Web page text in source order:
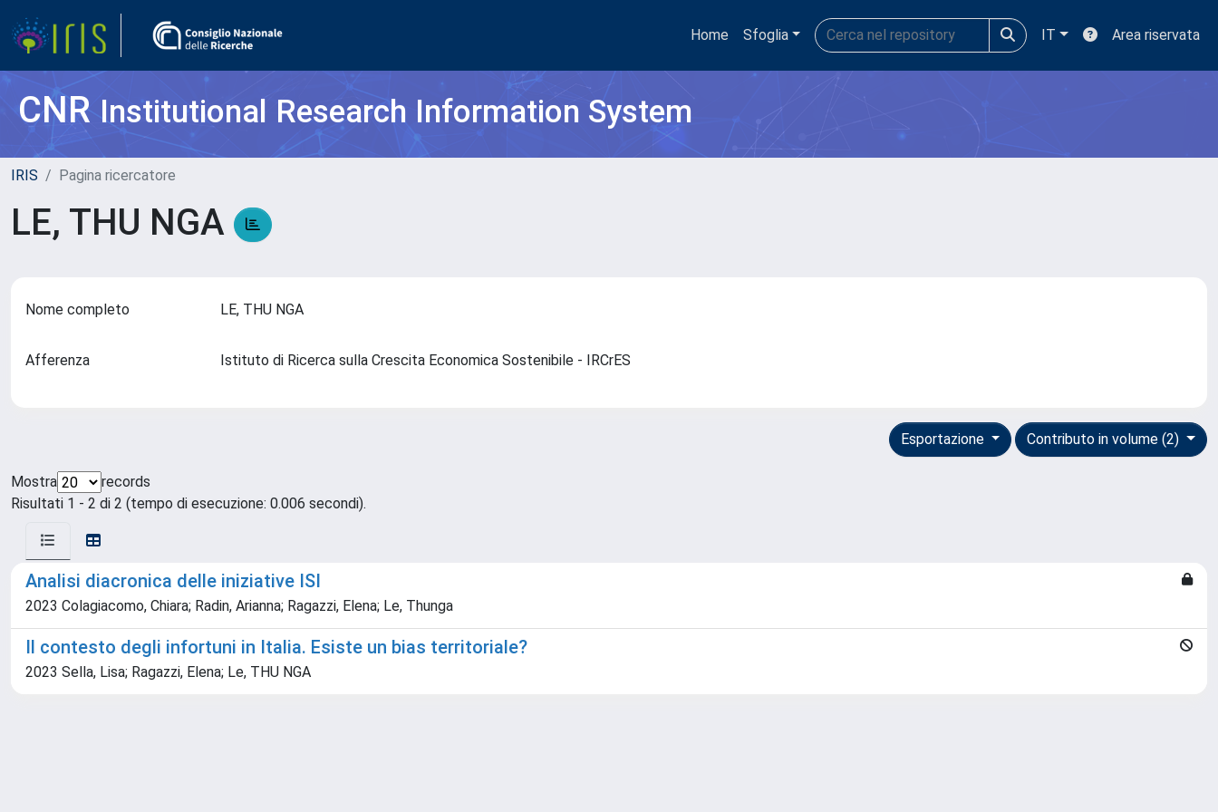
Home Sfoglia IT Area riservata
CNRInstitutional Research Information System
IRIS Pagina ricercatore
LE, THU NGA
Nome completo LE, THU NGA
Afferenza Istituto di Ricerca sulla Crescita Economica Sostenibile - IRCrES
Contributo in volume (2)
Esportazione
Mostra
records
Risultati 1 - 2 di 2 (tempo di esecuzione: 0.006 secondi).
Analisi diacronica delle iniziative ISI
2023 Colagiacomo, Chiara; Radin, Arianna; Ragazzi, Elena; Le, Thunga
Il contesto degli infortuni in Italia. Esiste un bias territoriale?
2023 Sella, Lisa; Ragazzi, Elena; Le, THU NGA